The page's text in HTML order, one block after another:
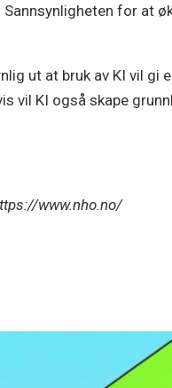
for at
ut at bruk av KI vil
vil KI også skape
www.nho.no/